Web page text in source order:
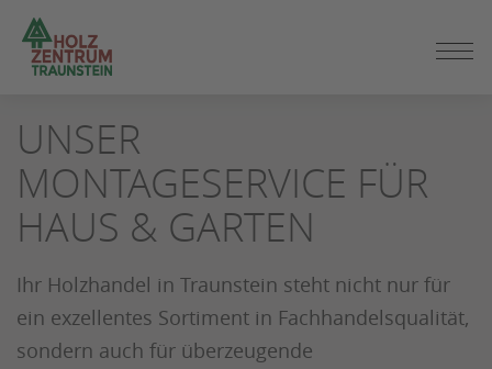
SEITENINHALT
SPRINGEN
UNSER
MONTAGESERVICE FÜR
HAUS & GARTEN
Ihr Holzhandel in Traunstein steht nicht nur für
ein exzellentes Sortiment in Fachhandelsqualität,
sondern auch für überzeugende